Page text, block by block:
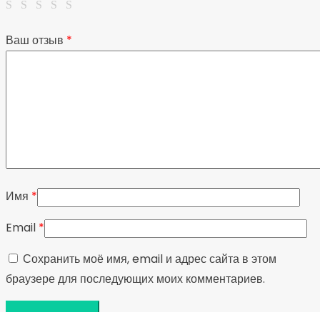
Ваш отзыв *
Имя *
Email *
Сохранить моё имя, email и адрес сайта в этом
браузере для последующих моих комментариев.